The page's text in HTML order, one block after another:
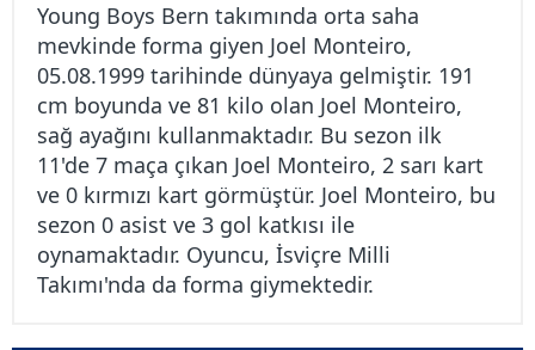
Young Boys Bern takımında orta saha
mevkinde forma giyen Joel Monteiro,
05.08.1999 tarihinde dünyaya gelmiştir. 191
cm boyunda ve 81 kilo olan Joel Monteiro,
sağ ayağını kullanmaktadır. Bu sezon ilk
11'de 7 maça çıkan Joel Monteiro, 2 sarı kart
ve 0 kırmızı kart görmüştür. Joel Monteiro, bu
sezon 0 asist ve 3 gol katkısı ile
oynamaktadır. Oyuncu, İsviçre Milli
Takımı'nda da forma giymektedir.